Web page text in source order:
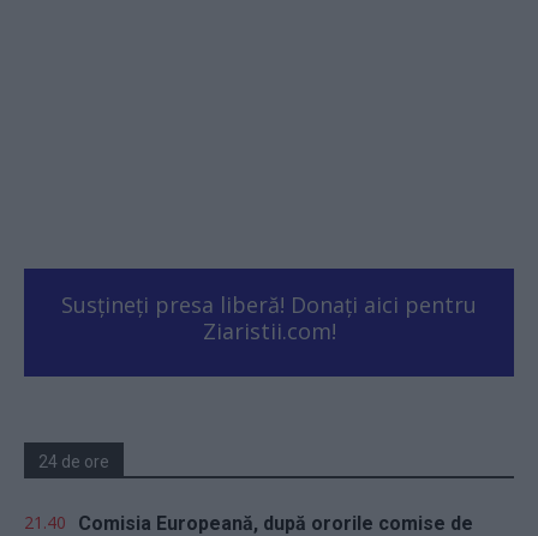
Susțineți presa liberă! Donați aici pentru
Ziaristii.com!
24 de ore
21.40
Comisia Europeană, după ororile comise de